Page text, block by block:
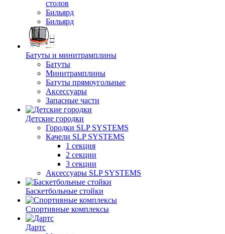
столов
Бильяpд
Бильяpд
Батуты и минитрамплины
Батуты
Минитрамплины
Батуты прямоугольные
Аксессуары
Запасные части
Детские городки
Городки SLP SYSTEMS
Качели SLP SYSTEMS
1 секция
2 секции
3 секции
Аксессуары SLP SYSTEMS
Баскетбольные стойки
Спортивные комплексы
Дартс